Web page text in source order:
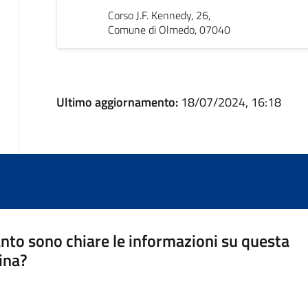
Corso J.F. Kennedy, 26,
Comune di Olmedo, 07040
Ultimo aggiornamento: 18/07/2024, 16:18
sono chiare le informazioni su questa